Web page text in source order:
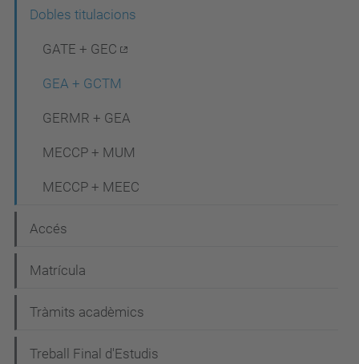
Dobles titulacions
GATE + GEC
GEA + GCTM
GERMR + GEA
MECCP + MUM
MECCP + MEEC
Accés
Matrícula
Tràmits acadèmics
Treball Final d'Estudis